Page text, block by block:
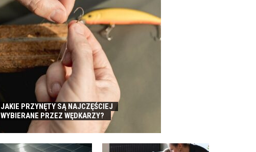
JAKIE PRZYNĘTY SĄ NAJCZĘŚCIEJ
WYBIERANE PRZEZ WĘDKARZY?